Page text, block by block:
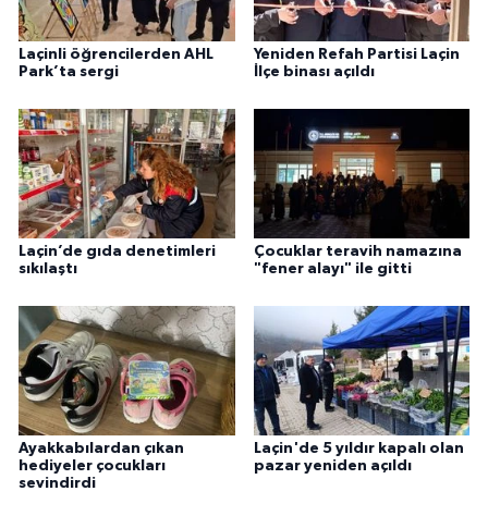
Laçinli öğrencilerden AHL
Park’ta sergi
Yeniden Refah Partisi Laçin
İlçe binası açıldı
Laçin’de gıda denetimleri
sıkılaştı
Çocuklar teravih namazına
"fener alayı" ile gitti
Ayakkabılardan çıkan
hediyeler çocukları
sevindirdi
Laçin'de 5 yıldır kapalı olan
pazar yeniden açıldı